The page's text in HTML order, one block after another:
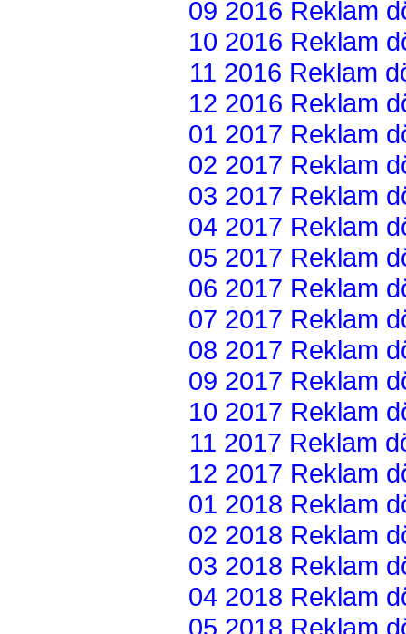
09 2016 Reklam
10 2016 Reklam
11 2016 Reklam
12 2016 Reklam
01 2017 Reklam
02 2017 Reklam
03 2017 Reklam
04 2017 Reklam
05 2017 Reklam
06 2017 Reklam
07 2017 Reklam
08 2017 Reklam
09 2017 Reklam
10 2017 Reklam
11 2017 Reklam
12 2017 Reklam
01 2018 Reklam
02 2018 Reklam
03 2018 Reklam
04 2018 Reklam
05 2018 Reklam